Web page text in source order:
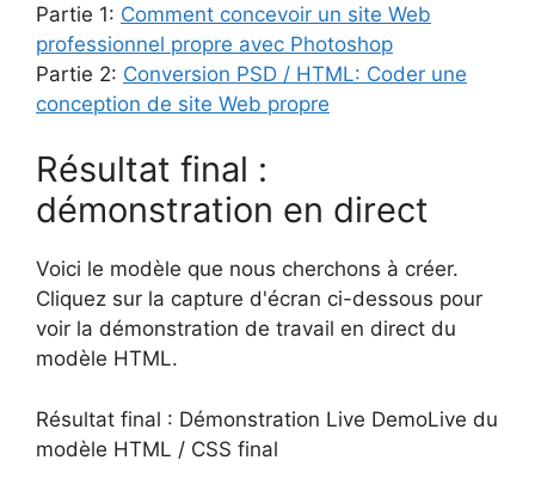
Partie 1: Comment concevoir un site Web
professionnel propre avec Photoshop
Partie 2: Conversion PSD / HTML: Coder une
conception de site Web propre
Résultat final :
démonstration en direct
Voici le modèle que nous cherchons à créer.
Cliquez sur la capture d'écran ci-dessous pour
voir la démonstration de travail en direct du
modèle HTML.
Résultat final : Démonstration Live DemoLive du
modèle HTML / CSS final